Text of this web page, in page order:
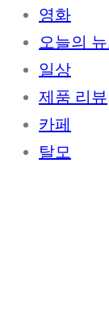
영화
오늘의
일상
제품 리뷰
카페
탈모